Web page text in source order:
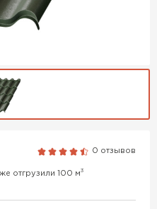
0 отзывов
отгрузили 100 м3